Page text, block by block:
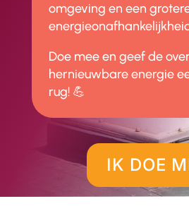
omgeving en een
Doe mee en geef de
hernieuwbare energie
rug! 💪
IK DOE